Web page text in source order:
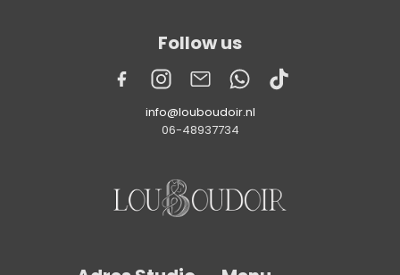
Follow us
info@louboudoir.nl
06-48937734